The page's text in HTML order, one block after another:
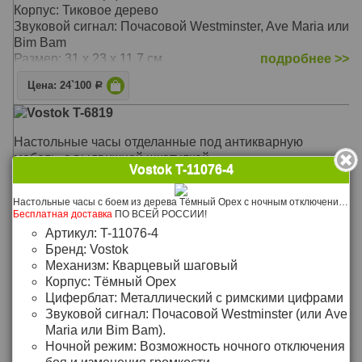
Корпус: Тиковое дерево
Звуковой сигнал: Почасовой Westminster, Ave Maria или
Bim Bam
Размер: 31 х 23 x 11,7 см
подробнее >>
Цена: 24`100 Р
Vostok T-6819
Настольные часы отделанные под антикварную
мебель, с выдвижной шкатулкой.
Бесплатная доставка ПО ВСЕЙ РОССИИ!
Механизм: Кварцевый
Корпус: Массив чёрной ольхи, отделанный под
антикварную мебель
Звуковой сигнал: Westminster
Размер: 33,5 х 22,7 х 12,5 см
Цена: 27`400Р
Vostok T-9728-2
Настольные часы с боем из массива дерева Антик с
Vostok T-11076-4
Бесплатная доставка ПО ВСЕЙ РОССИИ!
Артикул: T-11076-4
Бренд: Vostok
Механизм: Кварцевый шаговый
Корпус: Тёмный Орех
Циферблат: Металлический с римскими цифрами
Звуковой сигнал: Почасовой Westminster (или Ave
Maria или Bim Bam).
Ночной режим: Возможность ночного отключения